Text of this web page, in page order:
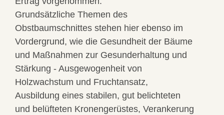
Grundsätzliche Themen des
Obstbaumschnittes stehen hier ebenso im
Vordergrund, wie die Gesundheit der Bäume
und Maßnahmen zur Gesunderhaltung und
Stärkung - Ausgewogenheit von
Holzwachstum und Fruchtansatz,
Ausbildung eines stabilen, gut belichteten
und belüfteten Kronengerüstes, Verankerung